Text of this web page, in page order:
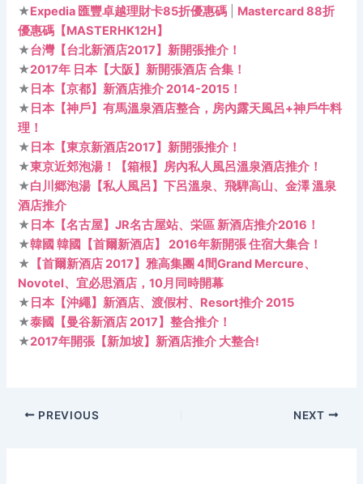
★Expedia 匯豐卓越理財卡85折優惠碼
Mastercard 88折
優惠碼【MASTERHK12H】
★台灣【台北新酒店2017】新開張推介！
★2017年 日本【大阪】新開張酒店 合集！
★ 日本【京都】新酒店推介 2014-2015！
★ 日本【神戶】有馬溫泉酒店整合，房內露天風呂+神戶牛料
理！
★ 日本【東京新酒店2017】新開張推介！
★東京近郊泡湯！【箱根】房內私人風呂溫泉酒店推介！
★白川郷泡湯【私人風呂】下呂溫泉、飛騨高山、金澤 溫泉
酒店推介
★ 日本【名古屋】JR名古屋站、栄區 新酒店推介2016！
★韓國 韓國【首爾新酒店】 2016年新開張 住宿大集合！
★ 【首爾新酒店 2017】雅高集團 4間Grand Mercure、
Novotel、宜必思酒店，10月同時開幕
★ 日本【沖繩】新酒店、渡假村、Resort推介 2015
★泰國【曼谷新酒店 2017】整合推介！
★2017年開張【新加坡】新酒店推介 大整合!
PREVIOUS NEXT